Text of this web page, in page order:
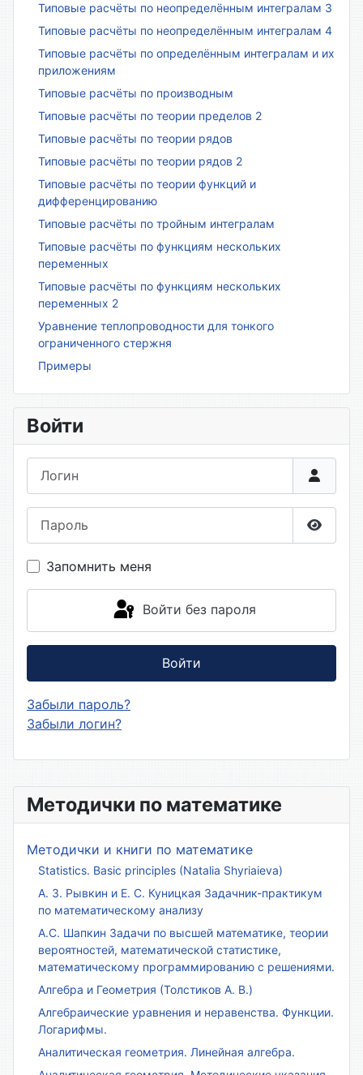
Методички по математике
Методички и книги по математике
Statistics. Basic principles (Natalia Shyriaieva)
А. З. Рывкин и Е. С. Куницкая Задачник-практикум
по математическому анализу
А.С. Шапкин Задачи по высшей математике, теории
вероятностей, математической статистике,
математическому программированию с решениями.
Алгебра и Геометрия (Толстиков А. В.)
Алгебраические уравнения и неравенства. Функции.
Логарифмы.
Аналитическая геометрия. Линейная алгебра.
Типовые расчёты по неопределённым интегралам 3
Типовые расчёты по неопределённым интегралам 4
Типовые расчёты по определённым интегралам и их
приложениям
Типовые расчёты по производным
Типовые расчёты по теории пределов 2
Типовые расчёты по теории рядов
Типовые расчёты по теории рядов 2
Типовые расчёты по теории функций и
дифференцированию
Типовые расчёты по тройным интегралам
Типовые расчёты по функциям нескольких
переменных
Типовые расчёты по функциям нескольких
переменных 2
Уравнение теплопроводности для тонкого
ограниченного стержня
Примеры
Войти
Запомнить меня
Войти без пароля
Войти
Забыли пароль?
Забыли логин?